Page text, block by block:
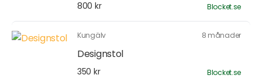
800 kr Blocket.se
Kungälv 8 månader
Designstol
350 kr Blocket.se